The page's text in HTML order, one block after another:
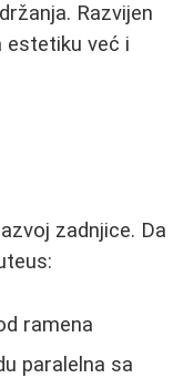
Razvijen
estetiku već i
zadnjice. Da
ramena
paralelna sa